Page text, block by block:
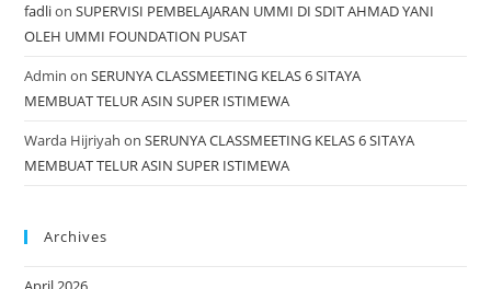
fadlionSUPERVISI PEMBELAJARAN UMMI DI SDIT AHMAD YANI
OLEH UMMI FOUNDATION PUSAT
Admin onSERUNYA CLASSMEETING KELAS 6 SITAYA
MEMBUAT TELUR ASIN SUPER ISTIMEWA
Warda Hijriyah onSERUNYA CLASSMEETING KELAS 6 SITAYA
MEMBUAT TELUR ASIN SUPER ISTIMEWA
Archives